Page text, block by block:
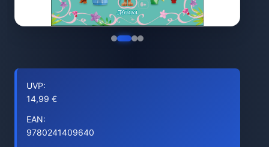
UVP:
14,99 €
EAN:
9780241409640